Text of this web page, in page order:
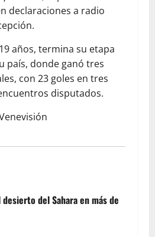
declaraciones a radio
años, termina su etapa
país, donde ganó tres
con 23 goles en tres
disputados.
del Sahara en más de